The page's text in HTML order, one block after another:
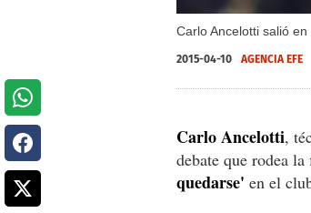
Carlo Ancelotti salió
2015-04-10 AGENCIA EFE
Carlo Ancelotti,
debate que rodea
quedarse' en el